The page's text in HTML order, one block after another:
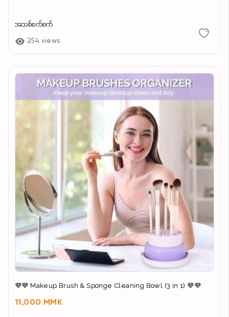
အသစ်စက်စက်
254 views
💜💜 Makeup Brush & Sponge Cleaning Bowl (3 in 1) 💜💜
11,000 MMK